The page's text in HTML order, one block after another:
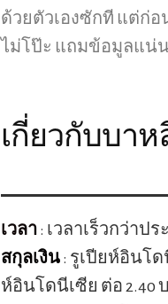
ด้วยตัวเองซักที แต่ก่
ไม่โป๊ะ แถมข้อมูลแน่น
เกี่ยวกับบา
เวลา : เวลาเร็วกว่าปร
สกุลเงิน : รูเปียห์อินโด
ห์อินโดนีเซีย ต่อ 2.40